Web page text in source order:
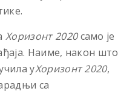
Хоризонт 2020само је
Наиме, након што
уХоризонт 2020,
са